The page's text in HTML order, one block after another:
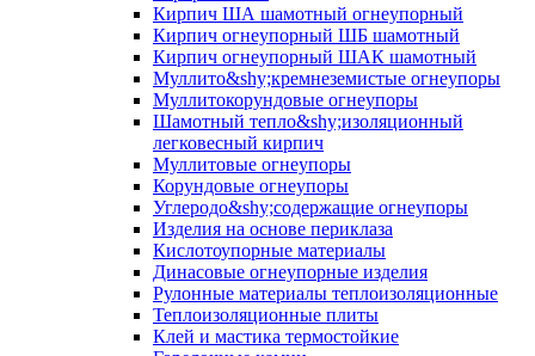
Кирпич ША шамотный огнеупорный
Кирпич огнеупорный ШБ шамотный
Кирпич огнеупорный ШАК шамотный
Муллито&shy;­кремнеземистые огнеупоры
Муллито­корундовые огнеупоры
Шамотный тепло&shy;изоляционный
легковесный кирпич
Муллитовые огнеупоры
Корундовые огнеупоры
Углеродо&shy;содержащие огнеупоры
Изделия на основе периклаза
Кислотоупорные материалы
Динасовые огнеупорные изделия
Рулонные материалы теплоизоляционные
Тепло­изоляционные плиты
Клей и мастика термостойкие